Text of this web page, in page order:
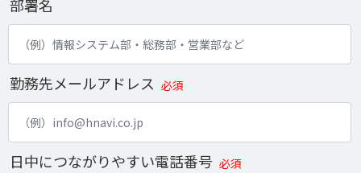
部署名
勤務先メールアドレス 必須
日中につながりやすい電話番号 必須